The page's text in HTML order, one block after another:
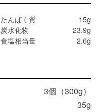
たんぱく質
15g
炭水化物
23.9g
食塩相当量 2.6g
3個（300g）
35g